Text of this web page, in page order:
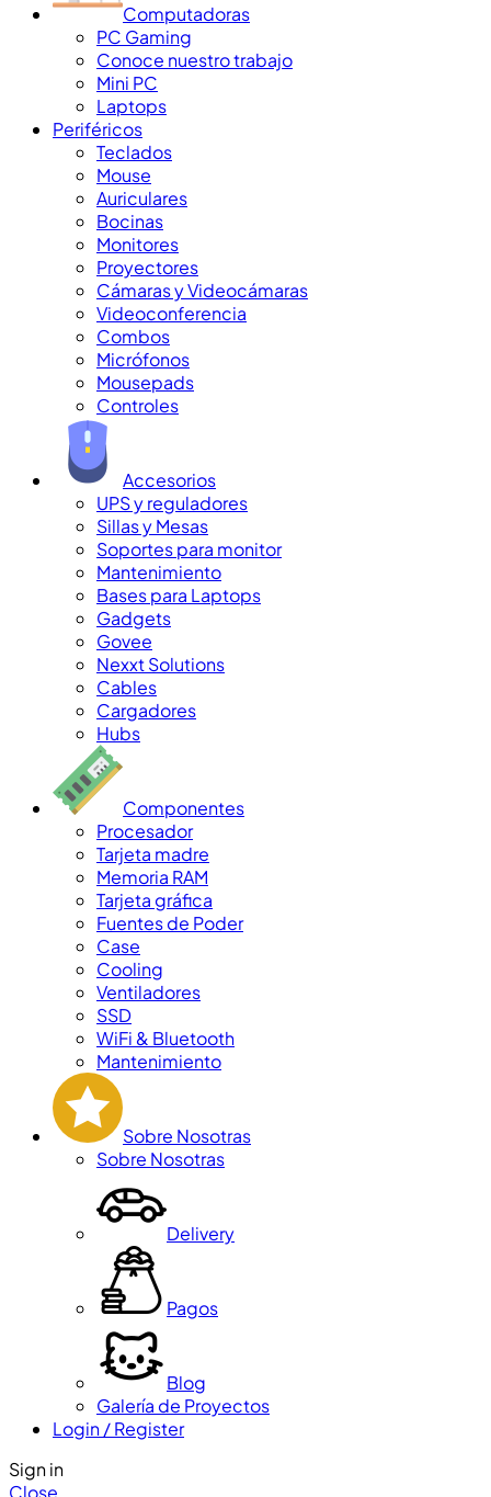
Computadoras
PC Gaming
Conoce nuestro trabajo
Mini PC
Laptops
Periféricos
Teclados
Mouse
Auriculares
Bocinas
Monitores
Proyectores
Cámaras y Videocámaras
Videoconferencia
Combos
Micrófonos
Mousepads
Controles
Accesorios
UPS y reguladores
Sillas y Mesas
Soportes para monitor
Mantenimiento
Bases para Laptops
Gadgets
Govee
Nexxt Solutions
Cables
Cargadores
Hubs
Componentes
Procesador
Tarjeta madre
Memoria RAM
Tarjeta gráfica
Fuentes de Poder
Case
Cooling
Ventiladores
SSD
WiFi & Bluetooth
Mantenimiento
Sobre Nosotras
Sobre Nosotras
Delivery
Pagos
Blog
Galería de Proyectos
Login / Register
Sign in
Close